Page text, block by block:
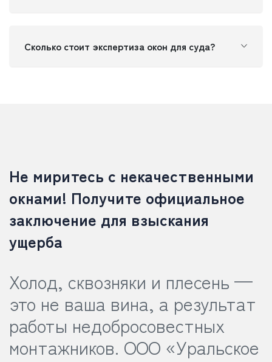
Сколько стоит экспертиза окон для суда?
Не миритесь с некачественными
окнами! Получите официальное
заключение для взыскания
ущерба
Холод, сквозняки и плесень —
это не ваша вина, а результат
работы недобросовестных
монтажников. ООО «Уральское